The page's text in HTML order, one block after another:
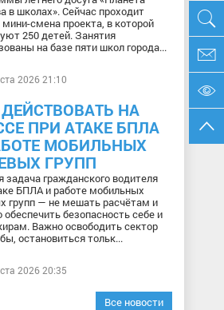
в школах». Сейчас проходит
мини-смена проекта, в которой
250 детей. Занятия
на базе пяти школ города...
2026 21:10
НА
ПРИ АТАКЕ БПЛА
МОБИЛЬНЫХ
ГРУПП
задача гражданского водителя
БПЛА и работе мобильных
групп — не мешать расчётам и
безопасность себе и
Важно освободить сектор
остановиться тольк...
2026 20:35
Все новости